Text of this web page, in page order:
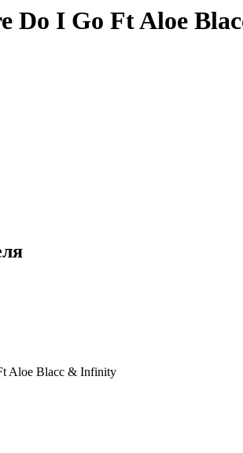
Do I Go Ft Aloe
Aloe Blacc & Infinity